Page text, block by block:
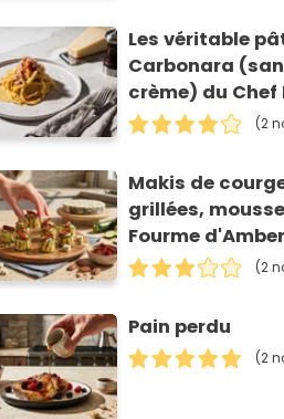
Les véritable
Carbonara
crème) du Chef
Accettulli
(2
Makis de
grillées,
Fourme d'Ambert
et tomates
(2
Pain perdu
(2